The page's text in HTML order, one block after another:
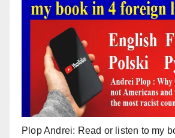
Plop Andrei: Read or listen to my